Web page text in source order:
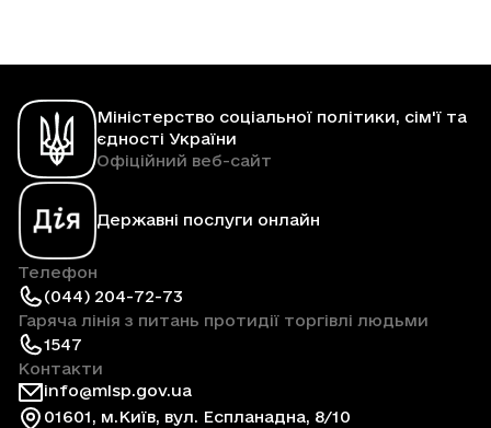
Міністерство соціальної політики, сім'ї та
єдності України
Офіційний веб-сайт
Державні послуги онлайн
Телефон
(044) 204-72-73
Гаряча лінія з питань протидії торгівлі людьми
1547
Контакти
info@mlsp.gov.ua
01601, м.Київ, вул. Еспланадна, 8/10